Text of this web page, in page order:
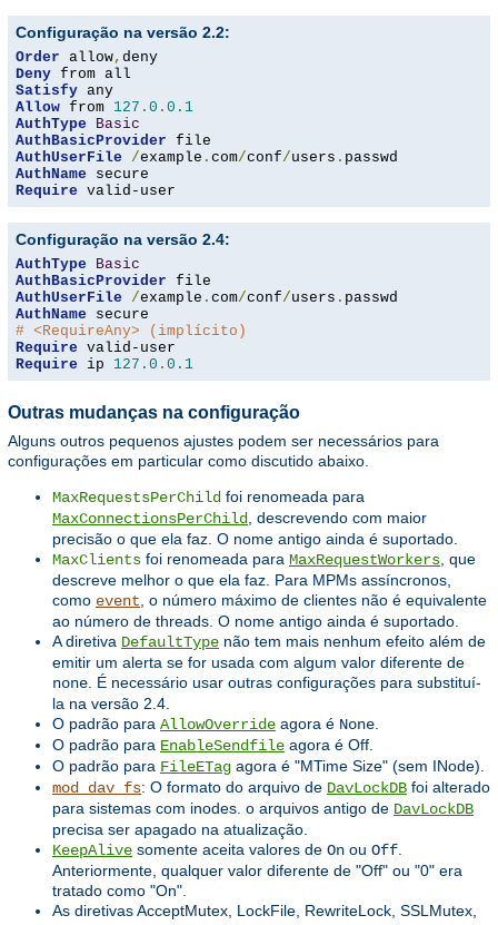
Configuração na versão 2.2:
Order allow,
Deny
Satisfy
Allow from 127.0 . 0.1
AuthType
Basic
AuthBasicProvider
AuthUserFile
/example . com/conf/users .
AuthName
Require valid-user
Configuração na versão 2.4:
AuthType
Basic
AuthBasicProvider
AuthUserFile
/example . com/conf/users .
AuthName
# <RequireAny> (implícito)
Require
Require ip 127.0 . 0.1
Outras mudanças na configuração
Alguns outros pequenos ajustes podem ser necessários para
configurações em particular como discutido abaixo.
MaxRequestsPerChild foi renomeada para
MaxConnectionsPerChild
, descrevendo com maior
precisão o que ela faz. O nome antigo ainda é suportado.
MaxClients foi renomeada para MaxRequestWorkers , que
descreve melhor o que ela faz. Para MPMs assíncronos,
como event , o número máximo de clientes não é equivalente
ao número de threads. O nome antigo ainda é suportado.
A diretiva DefaultType não tem mais nenhum efeito além de
emitir um alerta se for usada com algum valor diferente de
none . É necessário usar outras configurações para substituí-
la na versão 2.4.
O padrão para AllowOverride agora é None
O padrão para EnableSendfile agora é Off.
O padrão para FileETag agora é "MTime Size" (sem INode).
mod_dav_fs: O formato do arquivo de DavLockDB foi alterado
para sistemas com inodes. o arquivos antigo de DavLockDB
precisa ser apagado na atualização.
KeepAlive somente aceita valores de On ou Off
Anteriormente, qualquer valor diferente de "Off" ou "0" era
tratado como "On".
As diretivas AcceptMutex, LockFile, RewriteLock, SSLMutex,